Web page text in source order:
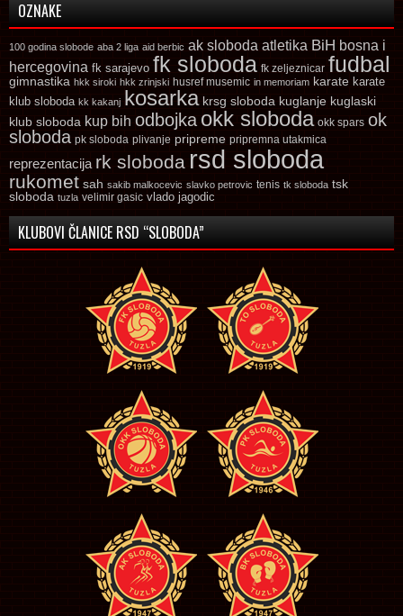
OZNAKE
100 godina slobode aba 2 liga aid berbic ak sloboda atletika BiH bosna i
hercegovina fk sarajevo fk sloboda fk zeljeznicar fudbal
gimnastika hkk siroki hkk zrinjski husref musemic in memoriam karate karate
klub sloboda kk kakanj kosarka krsg sloboda kuglanje kuglaski
klub sloboda kup bih odbojka okk sloboda okk spars ok
sloboda pk sloboda plivanje pripreme pripremna utakmica
reprezentacija rk sloboda rsd sloboda
rukomet sah sakib malkocevic slavko petrovic tenis tk sloboda tsk
sloboda tuzla velimir gasic vlado jagodic
KLUBOVI ČLANICE RSD “SLOBODA”